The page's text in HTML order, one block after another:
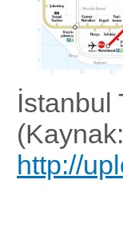
İstanbul
(Kaynak:
http://